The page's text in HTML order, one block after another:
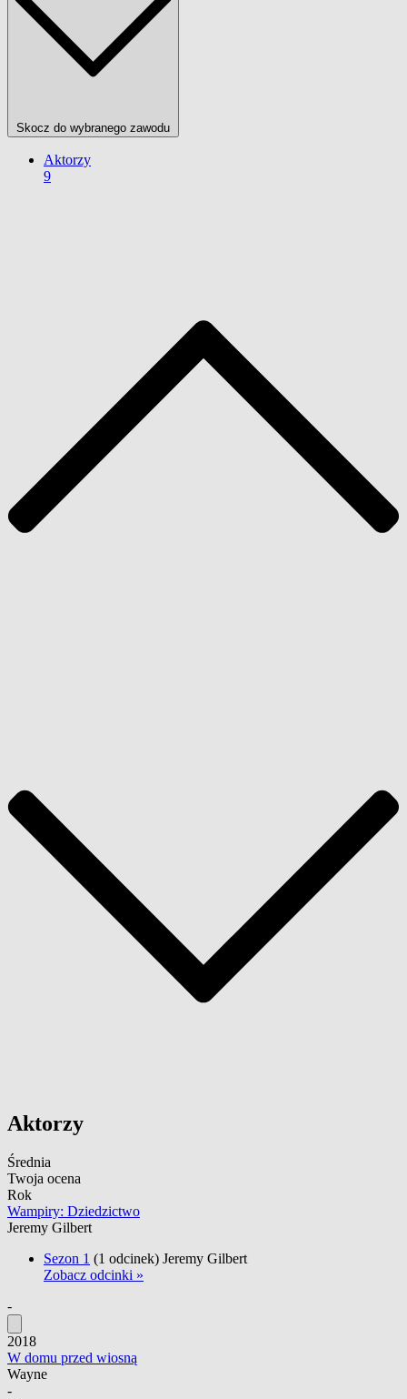
Skocz do wybranego zawodu
Aktorzy
9
Aktorzy
Średnia
Twoja ocena
Rok
Wampiry: Dziedzictwo
Jeremy Gilbert
Sezon 1 (1 odcinek) Jeremy Gilbert
Zobacz odcinki »
-
2018
W domu przed wiosną
Wayne
-